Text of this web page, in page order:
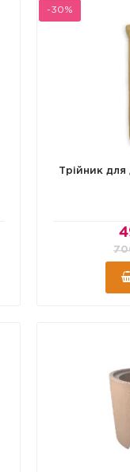
-30%
Трійник